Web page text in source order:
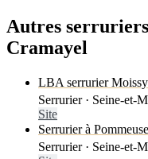
Autres
Cramayel
LBA serrurier
Serrurier · Seine-et-
Site
Serrurier à
Serrurier · Seine-et-